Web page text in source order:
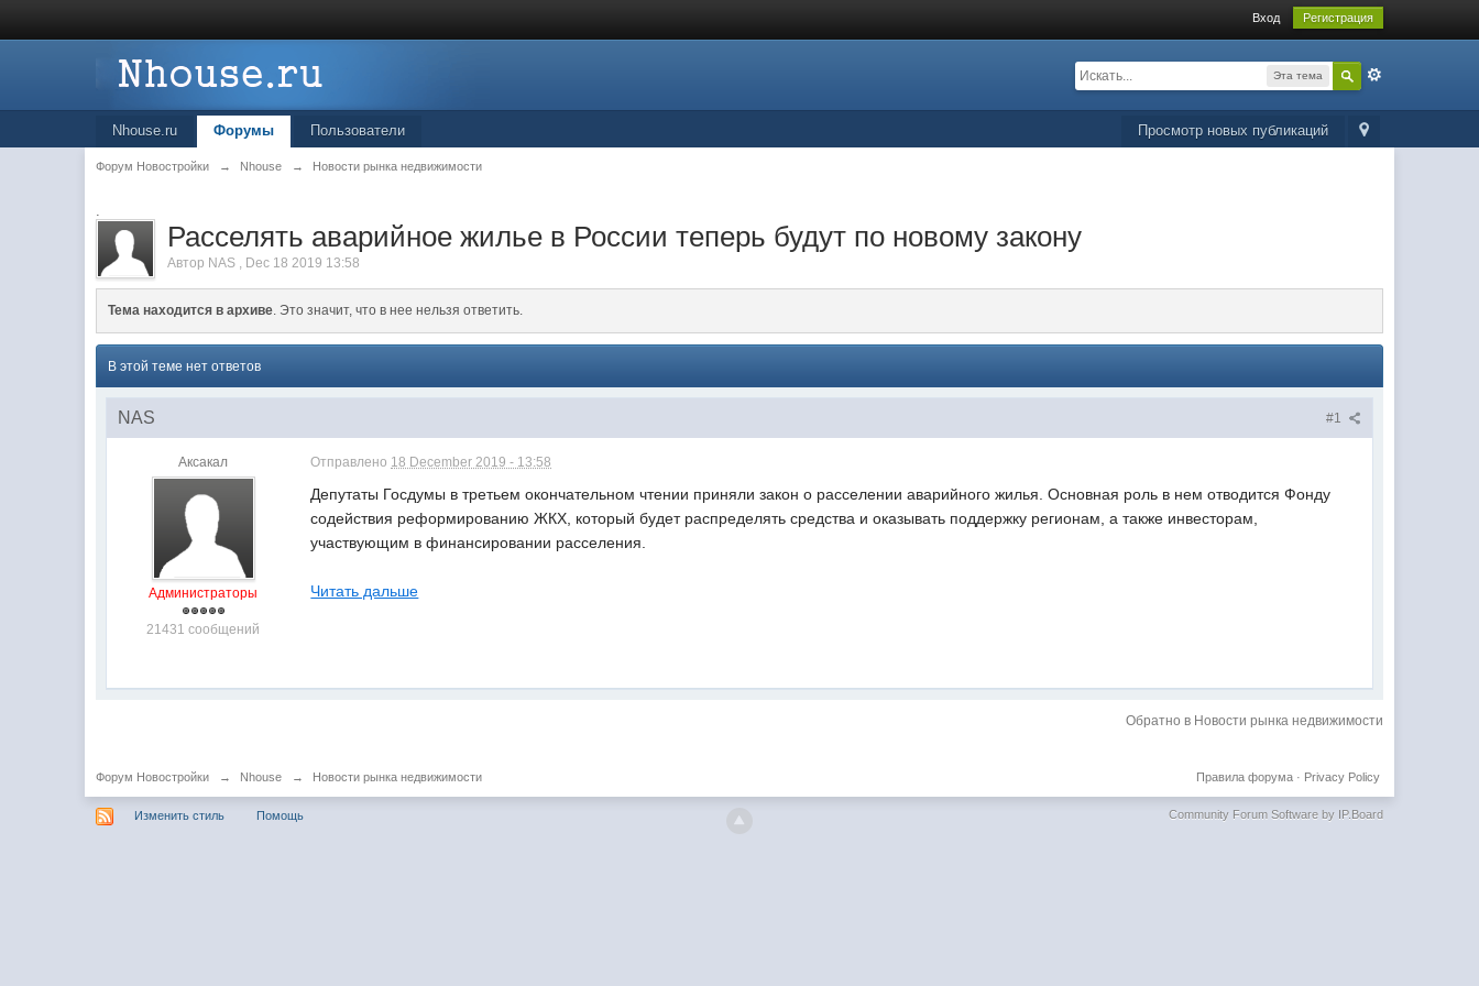
Вход Регистрация
Эта тема
Просмотр новых публикаций
Nhouse.ru Форумы Пользователи
Форум Новостройки → Nhouse → Новости рынка недвижимости
.
Расселять аварийное жилье в России теперь будут по новому закону
Автор NAS , Dec 18 2019 13:58
Тема находится в архиве. Это значит, что в нее нельзя ответить.
В этой теме нет ответов
#1
NAS
Аксакал
Администраторы
21431 сообщений
Отправлено 18 December 2019 - 13:58
Депутаты Госдумы в третьем окончательном чтении приняли закон о расселении аварийного жилья. Основная роль в нем отводится Фонду
содействия реформированию ЖКХ, который будет распределять средства и оказывать поддержку регионам, а также инвесторам,
участвующим в финансировании расселения.
Читать дальше
Обратно в Новости рынка недвижимости
Форум Новостройки → Nhouse → Новости рынка недвижимости Privacy Policy
Правила форума·
Изменить стиль Помощь Community Forum Software by IP.Board